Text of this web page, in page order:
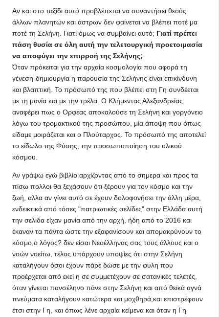
Αν και στο ταξίδι αυτό προβλέπεται να συναντήσει θεούς
άλλων πλανητών και άστρων δεν φαίνεται να βλέπει ποτέ μα
ποτέ τη Σελήνη. Γιατί όμως να συμβαίνει αυτό; Γιατί πρέπει
πάση θυσία σε όλη αυτή την τελετουργική προετοιμασία
να αποφύγει την επιρροή της Σελήνης;
Όταν πρόκειται για την αρχαία κοσμολογία που αφορά τη
γένεση-δημιουργία η παρουσία της Σελήνης είναι επικίνδυνη
και βλαπτική. Το πρόσωπό της που βλέπει στη Γη συνδέεται
με τη μανία και με την τρέλα. Ο Κλήμεντας Αλεξανδρείας
αναφέρει πως ο Ορφέας αποκαλούσε τη Σελήνη και γοργόνειο
λόγω του τρομακτικού της προσώπου, μία άποψη που όπως
είδαμε μοιράζεται και ο Πλούταρχος. Το πρόσωπό της αποτελεί
το είδωλο της Φύσης, την προσωποποίηση του υλικού
κόσμου.
Αν γράψω εγώ βιβλίο αρχίζοντας από το σημερα και προς τα
πίσω πολλοι θα ξεχάσουν ότι ξέρουν για τον κόσμο και την
ζωή, αλλα αν γίνει αυτό σε έχουν δολοφονήσει την άλλη μέρα,
ενδεικτικά από τόσες "πατριωτικές σελίδες" στην Ελλάδα αυτή
την σελιδα είχαν μανία από την αρχή, ήδη από το 2016 και
έκαναν τα πάντα ώστε την εξαφανίσουν και απομακρύνουν το
κόσμο,ο λόγος? δεν είσαι Νεοέλληνας σας τους άλλους και ο
νοών νοείτω, τέλος υπάρχουν υποψίες ότι στην Σελήνη
καταλήγουν όσοι έχουν πάρε δώσε με την φυλη που
προέρχεται από εκεί η σε συμμετέχουν σε σατανικές τελετές,
όταν γίνεται πανσέληνο πάνε στην Σελήνη και από θεϊκά αγνά
πνεύματα καταλήγουν κατώτερα και μοχθηρά,και επιστρέφουν
έτσι στην Γη, και όπως λένε αρχαία κείμενα και όταν η Γη